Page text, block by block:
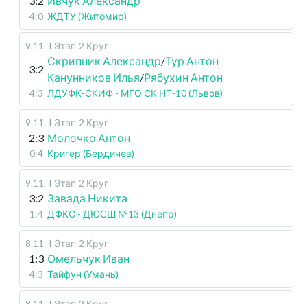
4:0 ЖДТУ (Житомир)
9.11 . I Этап 2 Круг
3:2
Скрипник Александр/Тур Антон
Канунников Илья/Рябухин Антон
4:3 ЛДУФК-СКИФ - МГО СК НТ-10 (Львов)
9.11 . I Этап 2 Круг
2:3 Молочко Антон
0:4 Кригер (Бердичев)
9.11 . I Этап 2 Круг
3:2 Завада Никита
1:4 ДФКС - ДЮСШ №13 (Днепр)
8.11 . I Этап 2 Круг
1:3 Омельчук Иван
4:3 Тайфун (Умань)